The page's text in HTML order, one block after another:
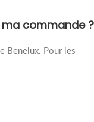
commande ?
Benelux. Pour les